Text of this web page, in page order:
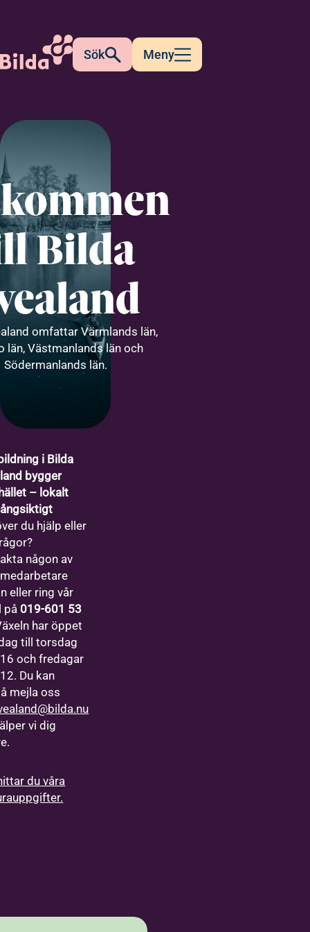
Sök Meny
Bilda
omfattar Värmlands län,
län, Västmanlands län och
Södermanlands län.
i Bilda
bygger
– lokalt
du hjälp eller
någon av
eller ring vår
på 019-601 53
har öppet
till torsdag
och fredagar
Du kan
mejla oss
vi dig
du våra